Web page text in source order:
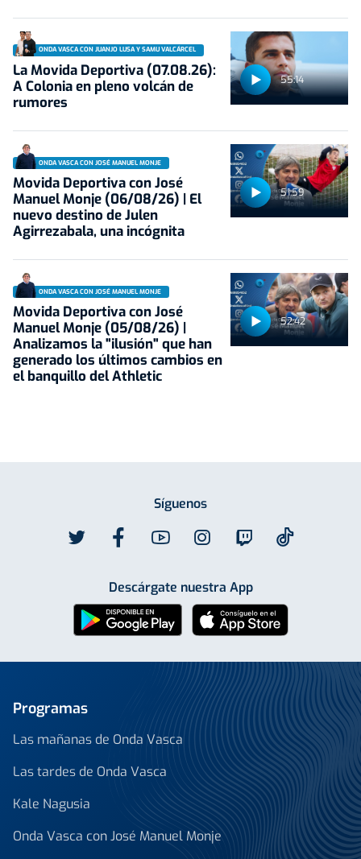
55:14
ONDA VASCA CON JUANJO LUSA Y SAMU VALCÁRCEL
La Movida Deportiva (07.08.26):
A Colonia en pleno volcán de
rumores
51:59
ONDA VASCA CON JOSÉ MANUEL MONJE
Movida Deportiva con José
Manuel Monje (06/08/26) | El
nuevo destino de Julen
Agirrezabala, una incógnita
52:42
ONDA VASCA CON JOSÉ MANUEL MONJE
Movida Deportiva con José
Manuel Monje (05/08/26) |
Analizamos la "ilusión" que han
generado los últimos cambios en
el banquillo del Athletic
Síguenos
Descárgate nuestra App
Programas
Las mañanas de Onda Vasca
Las tardes de Onda Vasca
Kale Nagusia
Onda Vasca con José Manuel Monje